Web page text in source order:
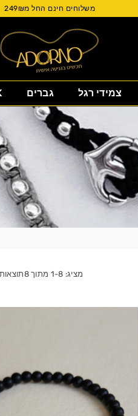
משלוחים חינם החל מ249₪
Adorno
Israel
צמידי רגל גברים
מציג: 1-8 מתוך 8תוצאות